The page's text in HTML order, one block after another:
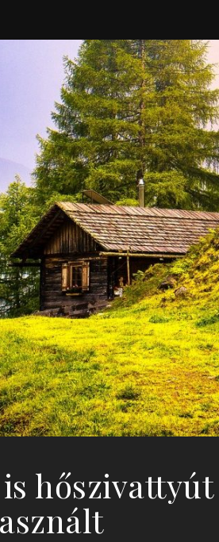
hőszivattyút